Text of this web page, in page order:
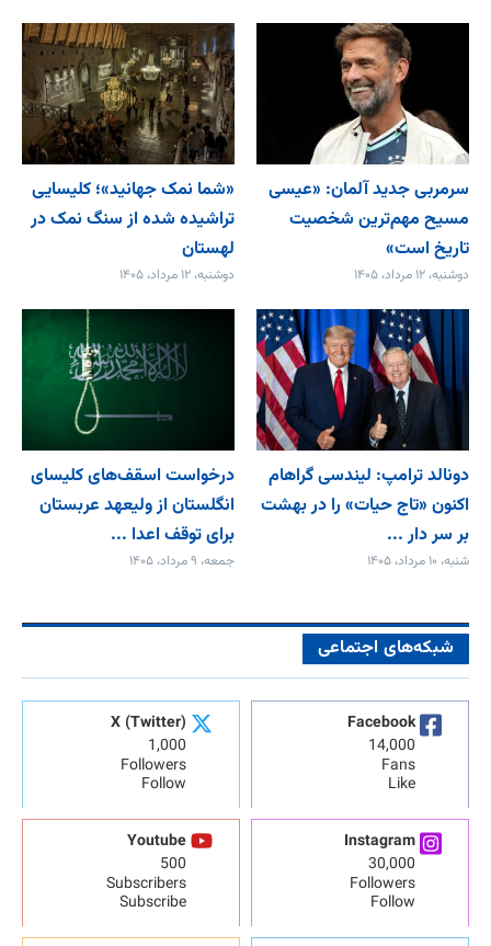
سرمربی جدید آلمان: «عیسی
مسیح مهم‌ترین شخصیت
تاریخ است»
دوشنبه، ۱۲ مرداد، ۱۴۰۵
«شما نمک جهانید»؛ کلیسایی
تراشیده شده از سنگ نمک در
لهستان
دوشنبه، ۱۲ مرداد، ۱۴۰۵
دونالد ترامپ: لیندسی گراهام
اکنون «تاج حیات» را در بهشت
بر سر دار ...
شنبه، ۱۰ مرداد، ۱۴۰۵
درخواست اسقف‌های کلیسای
انگلستان از ولیعهد عربستان
برای توقف اعدا ...
جمعه، ۹ مرداد، ۱۴۰۵
شبکه‌های اجتماعی
Facebook
14,000
Fans
Like
X (Twitter)
1,000
Followers
Follow
Instagram
30,000
Followers
Follow
Youtube
500
Subscribers
Subscribe